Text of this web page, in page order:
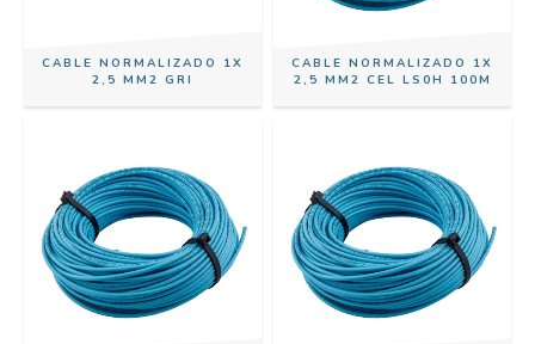
CABLE NORMALIZADO 1X
2,5 MM2 GRI
CABLE NORMALIZADO 1X
2,5 MM2 CEL LS0H 100M